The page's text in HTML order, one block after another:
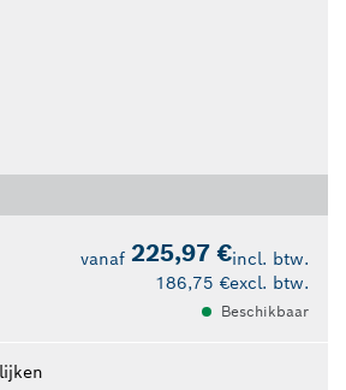
vanaf 225,97 €incl. btw.
186,75 €excl. btw.
Beschikbaar